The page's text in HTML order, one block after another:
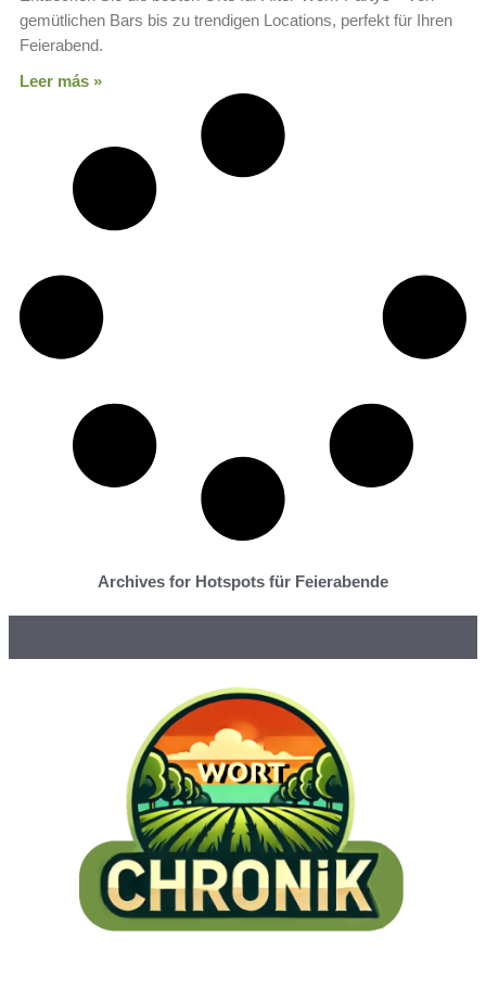
gemütlichen Bars bis zu trendigen Locations, perfekt für Ihren
Feierabend.
Leer más »
Archives for Hotspots für Feierabende